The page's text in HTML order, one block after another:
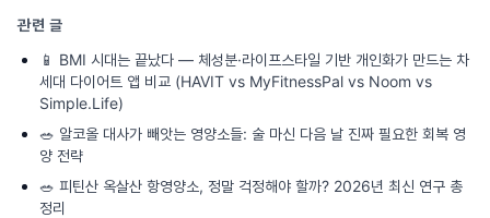
관련 글
📱 BMI 시대는 끝났다 — 체성분·라이프스타일 기반 개인화가 만드는 차
세대 다이어트 앱 비교 (HAVIT vs MyFitnessPal vs Noom vs
Simple.Life)
🥗 알코올 대사가 빼앗는 영양소들: 술 마신 다음 날 진짜 필요한 회복 영
양 전략
🥗 피틴산 옥살산 항영양소, 정말 걱정해야 할까? 2026년 최신 연구 총
정리